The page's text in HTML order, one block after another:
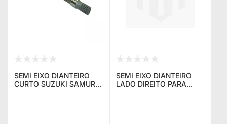
SEMI EIXO DIANTEIRO
CURTO SUZUKI SAMURAI
ANO 1993 (1011969)
SEMI EIXO DIANTEIRO
LADO DIREITO PARA